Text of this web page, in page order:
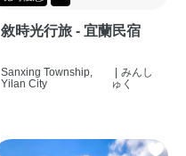
敘時光行旅 - 宜蘭民宿
Sanxing Township,
Yilan City
| みんし
ゅく